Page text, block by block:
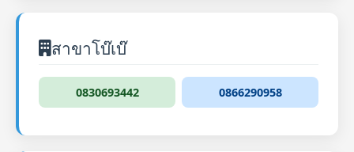
สาขาโบ๊เบ๊
0830693442 0866290958